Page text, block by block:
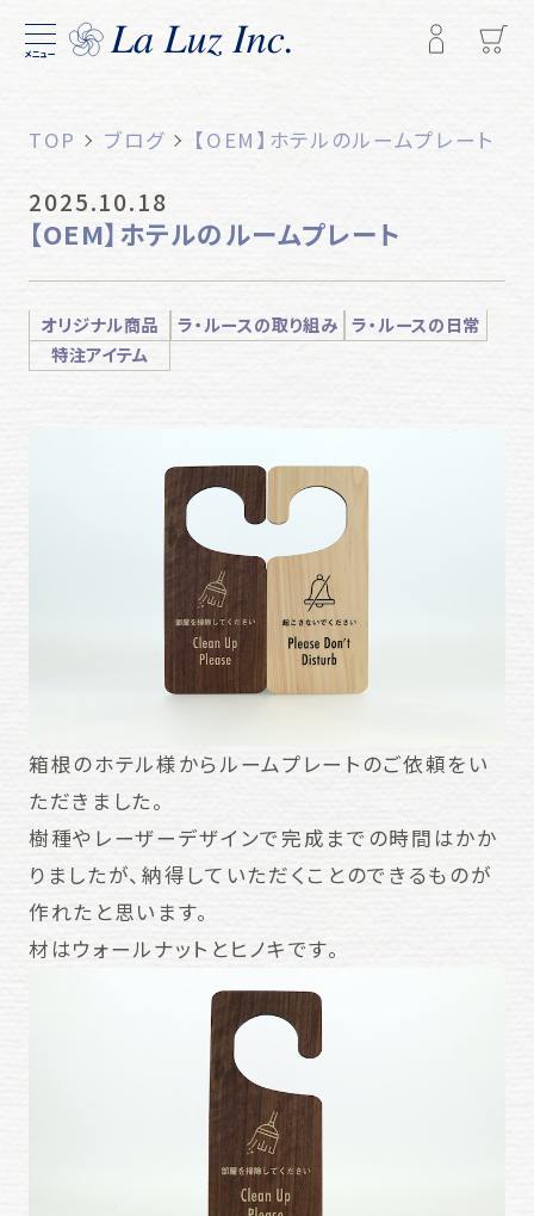
メニュー
TOP ブログ 【OEM】ホテルのルームプレート
2025.10.18
【OEM】ホテルのルームプレート
オリジナル商品 ラ・ルースの取り組み ラ・ルースの日常
特注アイテム
箱根のホテル様からルームプレートのご依頼をい
ただきました。
樹種やレーザーデザインで完成までの時間はかか
りましたが、納得していただくことのできるものが
作れたと思います。
材はウォールナットとヒノキです。